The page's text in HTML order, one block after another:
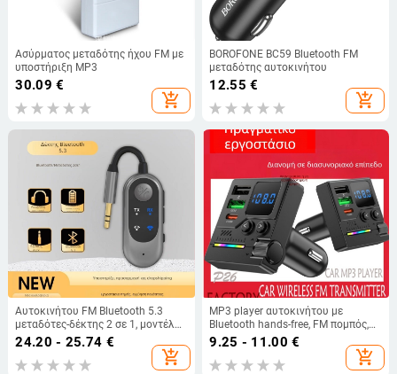
Ασύρματος μεταδότης ήχου FM με
υποστήριξη MP3
30.09 €
add_shopping_cart
BOROFONE BC59 Bluetooth FM
μεταδότης αυτοκινήτου
12.55 €
add_shopping_cart
Αυτοκινήτου FM Bluetooth 5.3
μεταδότες-δέκτης 2 σε 1, μοντέλο
W10, 5V, εμβέλεια έως 10 μ., ABS,
24.20 - 25.74 €
add_shopping_cart
MP3 player αυτοκινήτου με
Bluetooth hands-free, FM πομπός,
περιβαλλοντικό φως και
φορτιστής αυτοκινήτου (Μάρκα:
Syed; Μοντέλο: P2; Υλικό: ABS)
9.25 - 11.00 €
add_shopping_cart